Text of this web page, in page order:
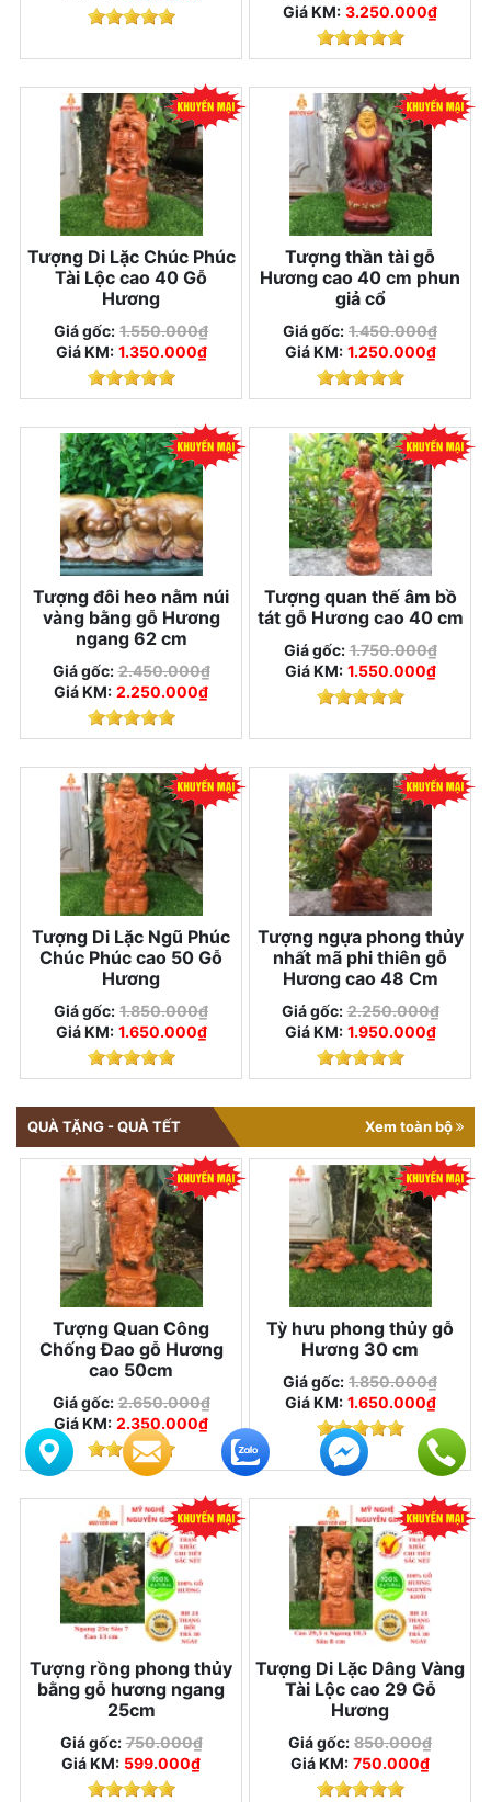
Giá KM: 3.250.000₫
Tượng Di Lặc Chúc Phúc
Tài Lộc cao 40 Gỗ
Hương
Giá gốc: 1.550.000₫
Giá KM: 1.350.000₫
Tượng thần tài gỗ
Hương cao 40 cm phun
giả cổ
Giá gốc: 1.450.000₫
Giá KM: 1.250.000₫
Tượng đôi heo nằm núi
vàng bằng gỗ Hương
ngang 62 cm
Giá gốc: 2.450.000₫
Giá KM: 2.250.000₫
Tượng quan thế âm bồ
tát gỗ Hương cao 40 cm
Giá gốc: 1.750.000₫
Giá KM: 1.550.000₫
Tượng Di Lặc Ngũ Phúc
Chúc Phúc cao 50 Gỗ
Hương
Giá gốc: 1.850.000₫
Giá KM: 1.650.000₫
Tượng ngựa phong thủy
nhất mã phi thiên gỗ
Hương cao 48 Cm
Giá gốc: 2.250.000₫
Giá KM: 1.950.000₫
QUÀ TẶNG - QUÀ TẾT Xem toàn bộ
Tượng Quan Công
Chống Đao gỗ Hương
cao 50cm
Giá gốc: 2.650.000₫
Giá KM: 2.350.000₫
Tỳ hưu phong thủy gỗ
Hương 30 cm
Giá gốc: 1.850.000₫
Giá KM: 1.650.000₫
Tượng rồng phong thủy
bằng gỗ hương ngang
25cm
Giá gốc: 750.000₫
Giá KM: 599.000₫
Tượng Di Lặc Dâng Vàng
Tài Lộc cao 29 Gỗ
Hương
Giá gốc: 850.000₫
Giá KM: 750.000₫